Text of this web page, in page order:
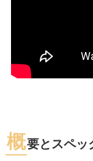
概要とスペッ